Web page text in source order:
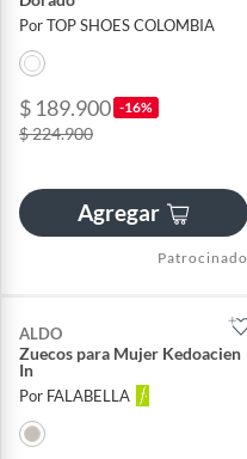
Por TOP SHOES COLOMBIA
$ 189.900 -16%
$ 224.900
Agregar
Patrocinado
ALDO
Zuecos para Mujer Kedoacien
In
Por FALABELLA